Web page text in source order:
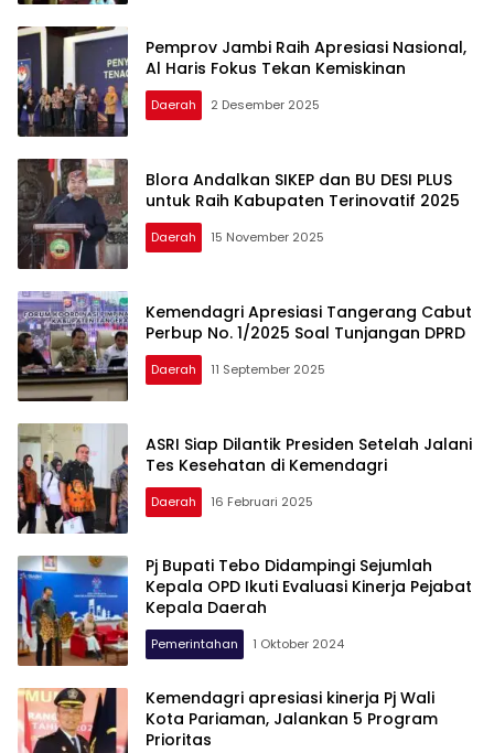
Pemprov Jambi Raih Apresiasi Nasional,
Al Haris Fokus Tekan Kemiskinan
Daerah 2 Desember 2025
Blora Andalkan SIKEP dan BU DESI PLUS
untuk Raih Kabupaten Terinovatif 2025
Daerah 15 November 2025
Kemendagri Apresiasi Tangerang Cabut
Perbup No. 1/2025 Soal Tunjangan DPRD
Daerah 11 September 2025
ASRI Siap Dilantik Presiden Setelah Jalani
Tes Kesehatan di Kemendagri
Daerah 16 Februari 2025
Pj Bupati Tebo Didampingi Sejumlah
Kepala OPD Ikuti Evaluasi Kinerja Pejabat
Kepala Daerah
Pemerintahan 1 Oktober 2024
Kemendagri apresiasi kinerja Pj Wali
Kota Pariaman, Jalankan 5 Program
Prioritas